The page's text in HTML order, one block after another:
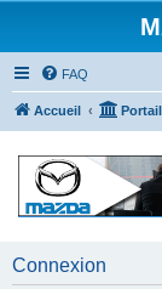
FAQ
Accueil Portail
Connexion